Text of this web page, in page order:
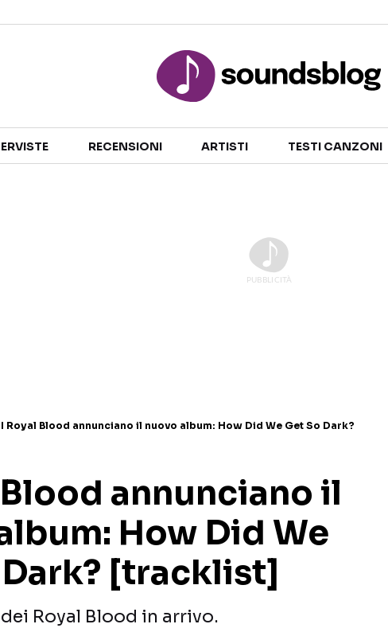
TALENT SHOW
RECENSIONI ARTISTI TESTI CANZONI
I Royal Blood annunciano il nuovo album: How Did We Get So Dark?
annunciano il
How Did We
Dark? [tracklist]
Royal Blood in arrivo.